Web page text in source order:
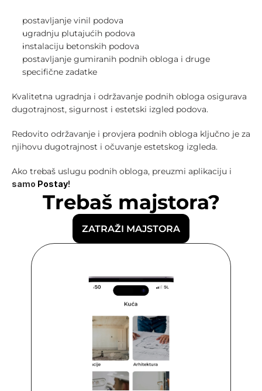
postavljanje vinil podova
ugradnju plutajućih podova
instalaciju betonskih podova
postavljanje gumiranih podnih obloga i druge
specifične zadatke
Kvalitetna ugradnja i održavanje podnih obloga osigurava
dugotrajnost, sigurnost i estetski izgled podova.
Redovito održavanje i provjera podnih obloga ključno je za
njihovu dugotrajnost i očuvanje estetskog izgleda.
samo Postay!
Trebaš majstora?
ZATRAŽI MAJSTORA